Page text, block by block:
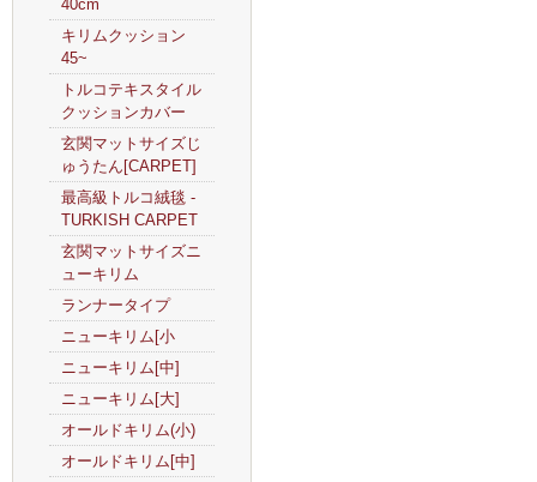
40cm
キリムクッション
45~
トルコテキスタイル
クッションカバー
玄関マットサイズじ
ゅうたん[CARPET]
最高級トルコ絨毯 -
TURKISH CARPET
玄関マットサイズニ
ューキリム
ランナータイプ
ニューキリム[小
ニューキリム[中]
ニューキリム[大]
オールドキリム(小)
オールドキリム[中]